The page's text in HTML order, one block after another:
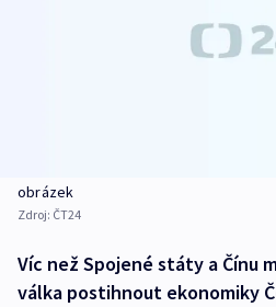
obrázek
Zdroj: ČT24
Víc než Spojené státy a Čínu
válka postihnout ekonomiky